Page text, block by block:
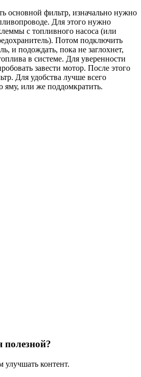
основной фильтр, изначально нужно
Для этого нужно
с топливного насоса (или
Потом подключить
и подождать, пока не заглохнет,
в системе. Для уверенности
завести мотор. После этого
Для удобства лучше всего
яму, или же поддомкратить.
полезной?
улучшать контент.